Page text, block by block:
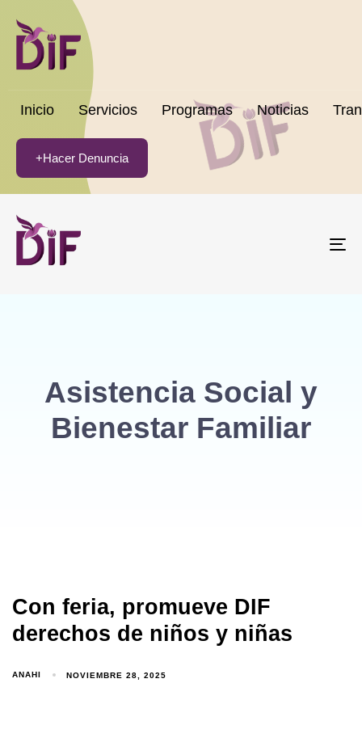
Inicio Servicios Programas Noticias
+Hacer Denuncia
Asistencia Social y
Bienestar Familiar
Con feria, promueve DIF
derechos de niños y niñas
ANAHI NOVIEMBRE 28, 2025